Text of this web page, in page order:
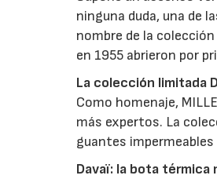
ninguna duda, una de
nombre de la
en 1955 abrieron por
La colección limitada
Como homenaje,
más expertos. La
guantes
Davaï: la bota térmica